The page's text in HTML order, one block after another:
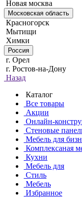
Новая москва
Московская область
Красногорск
Мытищи
Химки
Россия
г. Орел
г. Ростов-на-Дону
Назад
Каталог
Все товары
Акции
Онлайн-
Стеновые
Мебель для
Комплексаная
Кухни
Мебель для
Стиль
Мебель
Избранное